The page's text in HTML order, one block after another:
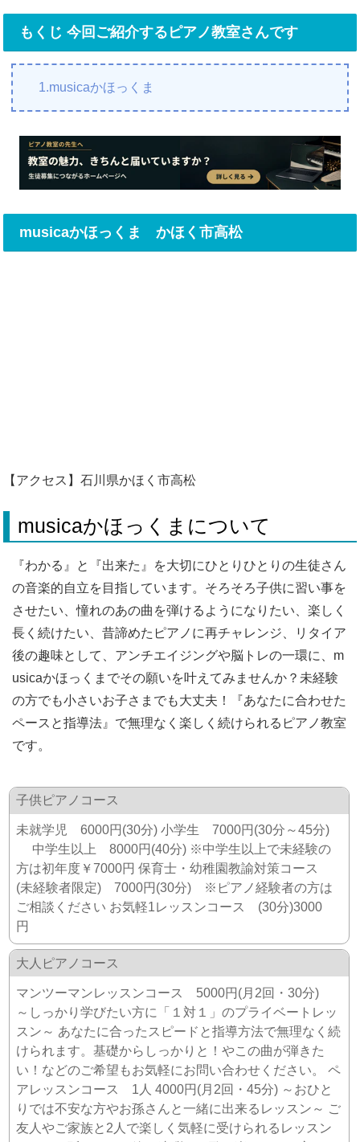
もくじ 今回ご紹介するピアノ教室さんです
1.musicaかほっくま
musicaかほっくま かほく市高松
【アクセス】石川県かほく市高松
musicaかほっくまについて
『わかる』と『出来た』を大切にひとりひとりの生徒さん
の音楽的自立を目指しています。そろそろ子供に習い事を
させたい、憧れのあの曲を弾けるようになりたい、楽しく
長く続けたい、昔諦めたピアノに再チャレンジ、リタイア
後の趣味として、アンチエイジングや脳トレの一環に、m
usicaかほっくまでその願いを叶えてみませんか？未経験
の方でも小さいお子さまでも大丈夫！『あなたに合わせた
ペースと指導法』で無理なく楽しく続けられるピアノ教室
です。
子供ピアノコース
未就学児 6000円(30分) 小学生 7000円(30分～45分)
中学生以上 8000円(40分) ※中学生以上で未経験の
方は初年度￥7000円 保育士・幼稚園教諭対策コース
(未経験者限定) 7000円(30分) ※ピアノ経験者の方は
ご相談ください お気軽1レッスンコース (30分)3000
円
大人ピアノコース
マンツーマンレッスンコース 5000円(月2回・30分)
～しっかり学びたい方に「１対１」のプライベートレッ
スン～ あなたに合ったスピードと指導方法で無理なく続
けられます。基礎からしっかりと！やこの曲が弾きた
い！などのご希望もお気軽にお問い合わせください。 ペ
アレッスンコース 1人 4000円(月2回・45分) ～おひと
りでは不安な方やお孫さんと一緒に出来るレッスン～ ご
友人やご家族と2人で楽しく気軽に受けられるレッスン